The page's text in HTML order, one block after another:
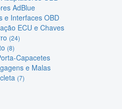
AdBlue
e Interfaces OBD
ECU e Chaves
(24)
(8)
Capacetes
e Malas
(7)